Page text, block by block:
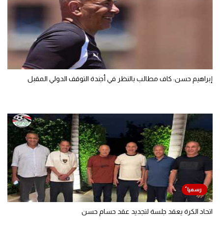
إبراهيم حسن: كاف مطالب بالنظر في أجندة التوقف الدولي المقبل
اتحاد الكرة يعقد جلسة لتجديد عقد حسام حسن